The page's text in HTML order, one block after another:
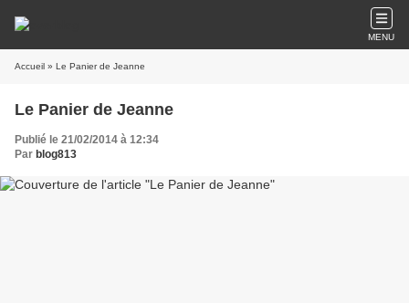
MENU
Accueil » Le Panier de Jeanne
Le Panier de Jeanne
Publié le 21/02/2014 à 12:34
Par blog813